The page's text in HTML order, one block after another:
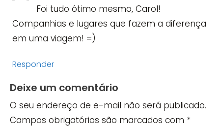
Foi tudo ótimo mesmo, Carol!
Companhias e lugares que fazem a diferença
em uma viagem! =)
Responder
Deixe um comentário
O seu endereço de e-mail não será publicado.
Campos obrigatórios são marcados com *